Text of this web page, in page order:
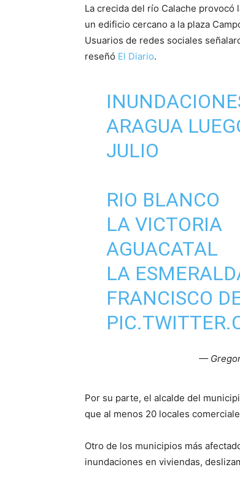
La crecida del río Calache provocó
un edificio cercano a la plaza
Usuarios de redes sociales
reseñó El Diario.
ARAGUA
JULIO
RIO BLANCO
LA VICTORIA
AGUACATAL
LA
FRANCISCO
—
Por su parte, el alcalde del
que al menos 20 locales
Otro de los municipios más
inundaciones en viviendas,